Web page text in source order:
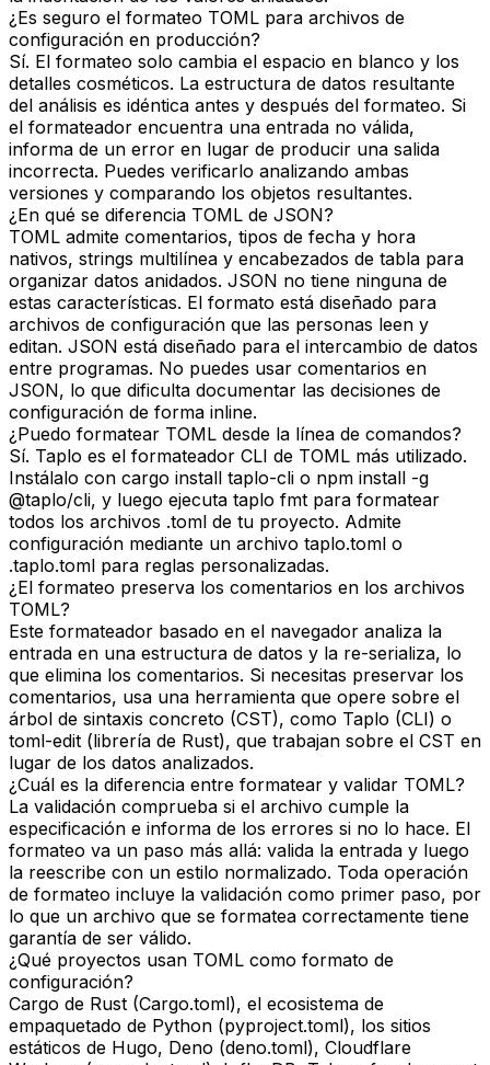
¿Es seguro el formateo TOML para archivos de
configuración en producción?
Sí. El formateo solo cambia el espacio en blanco y los
detalles cosméticos. La estructura de datos resultante
del análisis es idéntica antes y después del formateo. Si
el formateador encuentra una entrada no válida,
informa de un error en lugar de producir una salida
incorrecta. Puedes verificarlo analizando ambas
versiones y comparando los objetos resultantes.
¿En qué se diferencia TOML de JSON?
TOML admite comentarios, tipos de fecha y hora
nativos, strings multilínea y encabezados de tabla para
organizar datos anidados. JSON no tiene ninguna de
estas características. El formato está diseñado para
archivos de configuración que las personas leen y
editan. JSON está diseñado para el intercambio de datos
entre programas. No puedes usar comentarios en
JSON, lo que dificulta documentar las decisiones de
configuración de forma inline.
¿Puedo formatear TOML desde la línea de comandos?
Sí. Taplo es el formateador CLI de TOML más utilizado.
Instálalo con cargo install taplo-cli o npm install -g
@taplo/cli, y luego ejecuta taplo fmt para formatear
todos los archivos .toml de tu proyecto. Admite
configuración mediante un archivo taplo.toml o
.taplo.toml para reglas personalizadas.
¿El formateo preserva los comentarios en los archivos
TOML?
Este formateador basado en el navegador analiza la
entrada en una estructura de datos y la re-serializa, lo
que elimina los comentarios. Si necesitas preservar los
comentarios, usa una herramienta que opere sobre el
árbol de sintaxis concreto (CST), como Taplo (CLI) o
toml-edit (librería de Rust), que trabajan sobre el CST en
lugar de los datos analizados.
¿Cuál es la diferencia entre formatear y validar TOML?
La validación comprueba si el archivo cumple la
especificación e informa de los errores si no lo hace. El
formateo va un paso más allá: valida la entrada y luego
la reescribe con un estilo normalizado. Toda operación
de formateo incluye la validación como primer paso, por
lo que un archivo que se formatea correctamente tiene
garantía de ser válido.
¿Qué proyectos usan TOML como formato de
configuración?
Cargo de Rust (Cargo.toml), el ecosistema de
empaquetado de Python (pyproject.toml), los sitios
estáticos de Hugo, Deno (deno.toml), Cloudflare